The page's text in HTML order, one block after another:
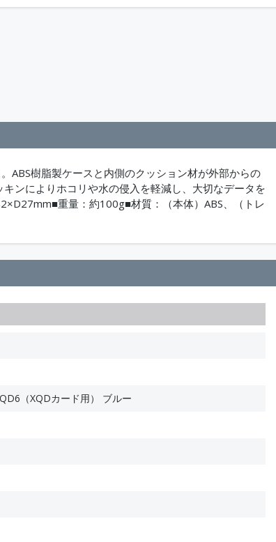
ABS樹脂製ケースと内側のクッション材が外部からの
ンによりホコリや水の侵入を軽減し、大切なデータを
重量：約100g■材質：（本体）ABS、（トレ
（XQDカード用） ブルー